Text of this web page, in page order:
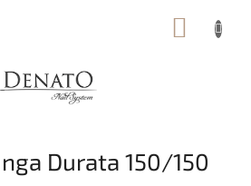
Durata 150/150